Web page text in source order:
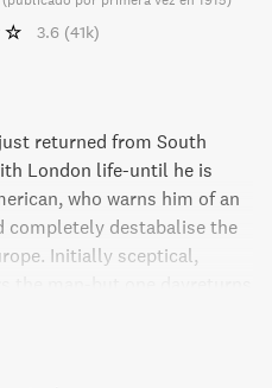
3.6 (41k)
returned from South
London life-until he is
who warns him of an
destabalise the
Initially sceptical,
obvious suspect, Hannay
by both the police
His life and the security of